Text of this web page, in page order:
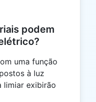
podem
uma função
à luz
limiar exibirão